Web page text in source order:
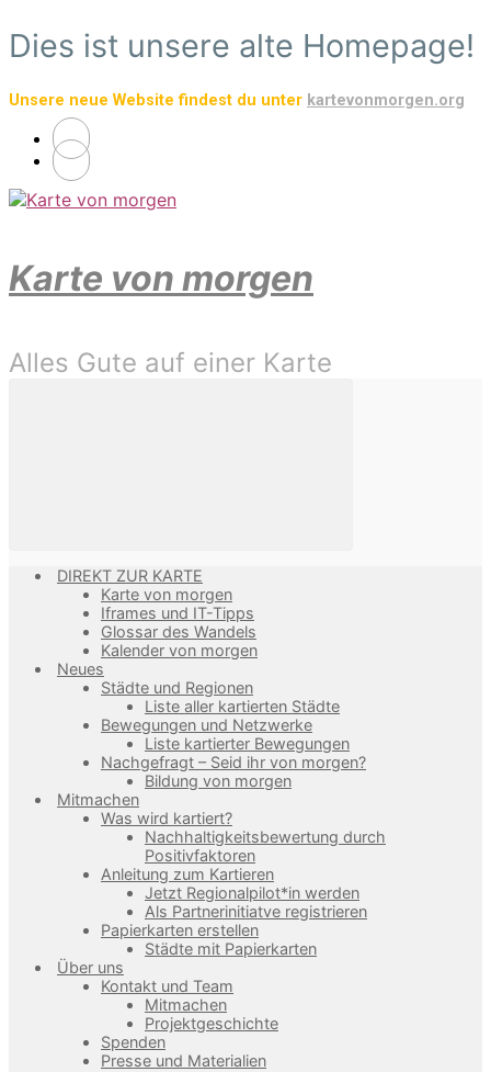
Zum
Hauptinhalt
Dies ist unsere alte Homepage!
Unsere neue Website findest du unter kartevonmorgen.org
Karte von morgen
Alles Gute auf einer Karte
DIREKT ZUR KARTE
Karte von morgen
Iframes und IT-Tipps
Glossar des Wandels
Kalender von morgen
Neues
Städte und Regionen
Liste aller kartierten Städte
Bewegungen und Netzwerke
Liste kartierter Bewegungen
Nachgefragt – Seid ihr von morgen?
Bildung von morgen
Mitmachen
Was wird kartiert?
Nachhaltigkeitsbewertung durch
Positivfaktoren
Anleitung zum Kartieren
Jetzt Regionalpilot*in werden
Als Partnerinitiatve registrieren
Papierkarten erstellen
Städte mit Papierkarten
Über uns
Kontakt und Team
Mitmachen
Projektgeschichte
Spenden
Presse und Materialien